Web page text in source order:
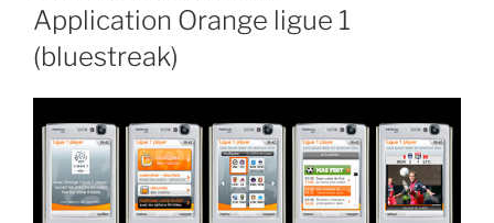
Application Orange ligue 1
(bluestreak)